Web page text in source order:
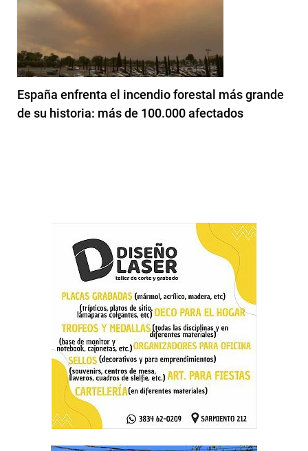
España enfrenta el incendio forestal más grande
de su historia: más de 100.000 afectados